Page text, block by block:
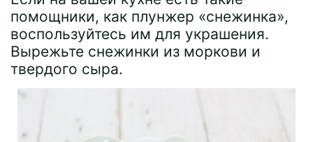
помощники, как плунжер «снежинка»,
воспользуйтесь им для украшения.
Вырежьте снежинки из моркови и
твердого сыра.